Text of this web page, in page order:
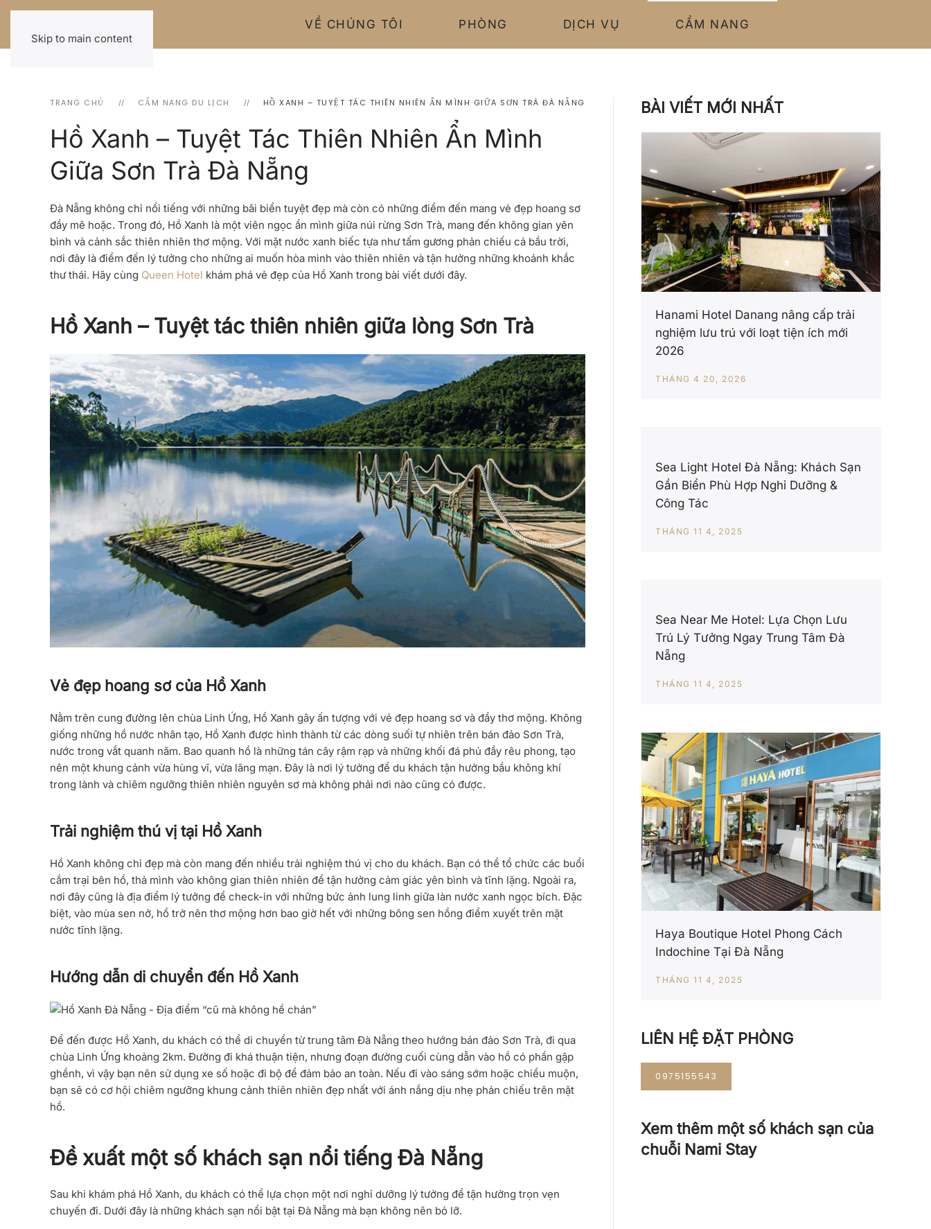
Skip to main content
VỀ CHÚNG TÔI PHÒNG DỊCH VỤ CẨM NANG
TRANG CHỦ CẨM NANG DU LỊCH HỒ XANH – TUYỆT TÁC THIÊN NHIÊN ẨN MÌNH GIỮA SƠN TRÀ ĐÀ NẴNG
Hồ Xanh – Tuyệt Tác Thiên Nhiên Ẩn Mình
Giữa Sơn Trà Đà Nẵng
Đà Nẵng không chỉ nổi tiếng với những bãi biển tuyệt đẹp mà còn có những điểm đến mang vẻ đẹp hoang sơ
đầy mê hoặc. Trong đó, Hồ Xanh là một viên ngọc ẩn mình giữa núi rừng Sơn Trà, mang đến không gian yên
bình và cảnh sắc thiên nhiên thơ mộng. Với mặt nước xanh biếc tựa như tấm gương phản chiếu cả bầu trời,
nơi đây là điểm đến lý tưởng cho những ai muốn hòa mình vào thiên nhiên và tận hưởng những khoảnh khắc
thư thái. Hãy cùng Queen Hotel khám phá vẻ đẹp của Hồ Xanh trong bài viết dưới đây.
Hồ Xanh – Tuyệt tác thiên nhiên giữa lòng Sơn Trà
Vẻ đẹp hoang sơ của Hồ Xanh
Nằm trên cung đường lên chùa Linh Ứng, Hồ Xanh gây ấn tượng với vẻ đẹp hoang sơ và đầy thơ mộng. Không
giống những hồ nước nhân tạo, Hồ Xanh được hình thành từ các dòng suối tự nhiên trên bán đảo Sơn Trà,
nước trong vắt quanh năm. Bao quanh hồ là những tán cây rậm rạp và những khối đá phủ đầy rêu phong, tạo
nên một khung cảnh vừa hùng vĩ, vừa lãng mạn. Đây là nơi lý tưởng để du khách tận hưởng bầu không khí
trong lành và chiêm ngưỡng thiên nhiên nguyên sơ mà không phải nơi nào cũng có được.
Trải nghiệm thú vị tại Hồ Xanh
Hồ Xanh không chỉ đẹp mà còn mang đến nhiều trải nghiệm thú vị cho du khách. Bạn có thể tổ chức các buổi
cắm trại bên hồ, thả mình vào không gian thiên nhiên để tận hưởng cảm giác yên bình và tĩnh lặng. Ngoài ra,
nơi đây cũng là địa điểm lý tưởng để check-in với những bức ảnh lung linh giữa làn nước xanh ngọc bích. Đặc
biệt, vào mùa sen nở, hồ trở nên thơ mộng hơn bao giờ hết với những bông sen hồng điểm xuyết trên mặt
nước tĩnh lặng.
Hướng dẫn di chuyển đến Hồ Xanh
Để đến được Hồ Xanh, du khách có thể di chuyển từ trung tâm Đà Nẵng theo hướng bán đảo Sơn Trà, đi qua
chùa Linh Ứng khoảng 2km. Đường đi khá thuận tiện, nhưng đoạn đường cuối cùng dẫn vào hồ có phần gập
ghềnh, vì vậy bạn nên sử dụng xe số hoặc đi bộ để đảm bảo an toàn. Nếu đi vào sáng sớm hoặc chiều muộn,
bạn sẽ có cơ hội chiêm ngưỡng khung cảnh thiên nhiên đẹp nhất với ánh nắng dịu nhẹ phản chiếu trên mặt
hồ.
Đề xuất một số khách sạn nổi tiếng Đà Nẵng
Sau khi khám phá Hồ Xanh, du khách có thể lựa chọn một nơi nghỉ dưỡng lý tưởng để tận hưởng trọn vẹn
chuyến đi. Dưới đây là những khách sạn nổi bật tại Đà Nẵng mà bạn không nên bỏ lỡ.
BÀI VIẾT MỚI NHẤT
Hanami Hotel Danang nâng cấp trải
nghiệm lưu trú với loạt tiện ích mới
2026
THÁNG 4 20, 2026
Sea Light Hotel Đà Nẵng: Khách Sạn
Gần Biển Phù Hợp Nghỉ Dưỡng &
Công Tác
THÁNG 11 4, 2025
Sea Near Me Hotel: Lựa Chọn Lưu
Trú Lý Tưởng Ngay Trung Tâm Đà
Nẵng
THÁNG 11 4, 2025
Haya Boutique Hotel Phong Cách
Indochine Tại Đà Nẵng
THÁNG 11 4, 2025
LIÊN HỆ ĐẶT PHÒNG
0975155543
Xem thêm một số khách sạn của
chuỗi Nami Stay